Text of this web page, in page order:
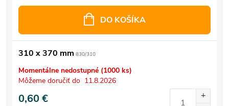
DO KOŠÍKA
310 x 370 mm 830/310
Momentálne nedostupné (1000 ks)
Môžeme doručiť do 11.8.2026
0,60 €